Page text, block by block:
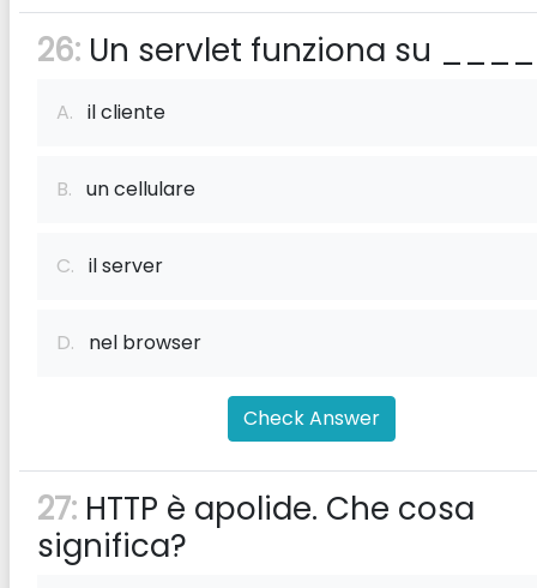
26: Un servlet funziona su ____
A. il cliente
B. un cellulare
C. il server
D. nel browser
Check Answer
27: HTTP è apolide. Che cosa
significa?